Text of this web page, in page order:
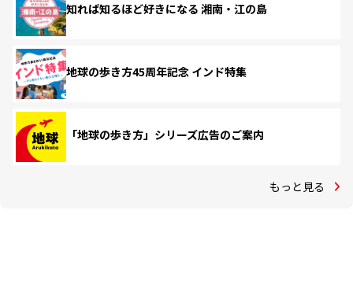
知れば知るほど好きになる 湘南・江の島
地球の歩き方45周年記念 インド特集
「地球の歩き方」シリーズ広告のご案内
もっと見る